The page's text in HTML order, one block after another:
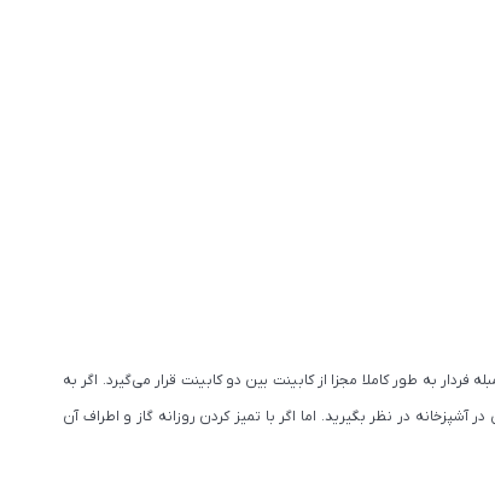
به طور کاملا مجزا از کابینت بین دو کابینت قرار می‌گیرد. اگر به
در نظر بگیرید. اما اگر با تمیز کردن روزانه گاز و اطراف آن